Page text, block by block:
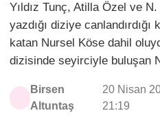
Yıldız Tunç, Atilla Özel ve N.
yazdığı diziye
katan Nursel Köse dahil
dizisinde seyirciyle buluşan
Birsen
Altuntaş
20 Nisan
21:19